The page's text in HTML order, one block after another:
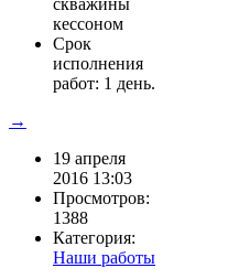
кессоном
Срок
исполнения
работ: 1 день.
→
19 апреля
2016 13:03
Просмотров:
1388
Категория:
Наши работы